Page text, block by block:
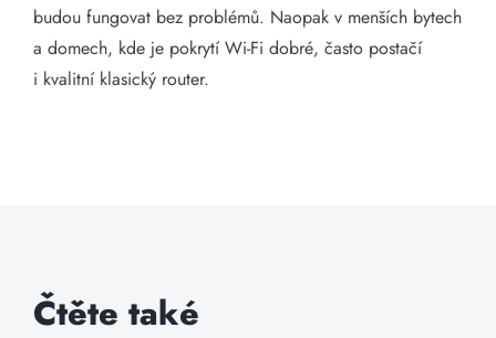
budou fungovat bez problémů. Naopak v menších bytech
a domech, kde je pokrytí Wi-Fi dobré, často postačí
i kvalitní klasický router.
Čtěte také